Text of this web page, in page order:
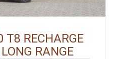
T8 RECHARGE
RANGE